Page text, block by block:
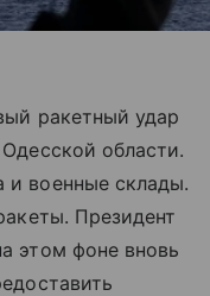
ракетный удар
области.
и военные склады.
Президент
этом фоне вновь